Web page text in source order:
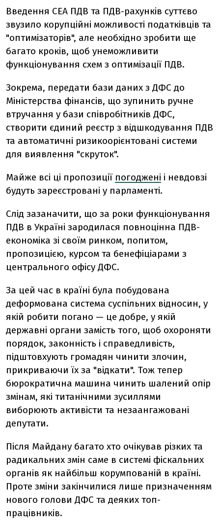
Введення СЕА ПДВ та ПДВ-рахунків суттєво
звузило корупційні можливості податківців та
"оптимізаторів", але необхідно зробити ще
багато кроків, щоб унеможливити
функціонування схем з оптимізації ПДВ.
Зокрема, передати бази даних з ДФС до
Міністерства фінансів, що зупинить ручне
втручання у бази співробітників ДФС,
створити єдиний реєстр з відшкодування ПДВ
та автоматичні ризикоорієнтовані системи
для виявлення "скруток".
Майже всі ці пропозиції погоджені і невдовзі
будуть зареєстровані у парламенті.
Слід зазаначити, що за роки функціонування
ПДВ в Україні зародилася повноцінна ПДВ-
економіка зі своїм ринком, попитом,
пропозицією, курсом та бенефіціарами з
центрального офісу ДФС.
За цей час в країні була побудована
деформована система суспільних відносин, у
якій робити погано — це добре, у якій
державні органи замість того, щоб охороняти
порядок, законність і справедливість,
підштовхують громадян чинити злочин,
прикриваючи їх за "відкати". Тож тепер
бюрократична машина чинить шалений опір
змінам, які титанічними зусиллями
виборюють активісти та незаангажовані
депутати.
Після Майдану багато хто очікував різких та
радикальних змін саме в системі фіскальних
органів як найбільш корумпованій в країні.
Проте зміни закінчилися лише призначенням
нового голови ДФС та деяких топ-
працівників.